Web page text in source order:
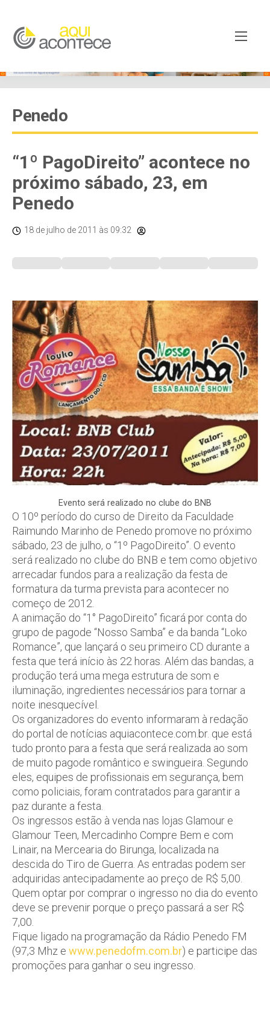
Penedo
“1º PagoDireito” acontece no
próximo sábado, 23, em
Penedo
18 de julho de 2011 às 09:32
Evento será realizado no clube do BNB
O 10º período do curso de Direito da Faculdade
Raimundo Marinho de Penedo promove no próximo
sábado, 23 de julho, o “1º PagoDireito”. O evento
será realizado no clube do BNB e tem como objetivo
arrecadar fundos para a realização da festa de
formatura da turma prevista para acontecer no
começo de 2012.
A animação do “1° PagoDireito” ficará por conta do
grupo de pagode “Nosso Samba” e da banda “Loko
Romance”, que lançará o seu primeiro CD durante a
festa que terá início às 22 horas. Além das bandas, a
produção terá uma mega estrutura de som e
iluminação, ingredientes necessários para tornar a
noite inesquecível.
Os organizadores do evento informaram à redação
do portal de notícias aquiacontece.com.br. que está
tudo pronto para a festa que será realizada ao som
de muito pagode romântico e swingueira. Segundo
eles, equipes de profissionais em segurança, bem
como policiais, foram contratados para garantir a
paz durante a festa.
Os ingressos estão à venda nas lojas Glamour e
Glamour Teen, Mercadinho Compre Bem e com
Linair, na Mercearia do Birunga, localizada na
descida do Tiro de Guerra. As entradas podem ser
adquiridas antecipadamente ao preço de R$ 5,00.
Quem optar por comprar o ingresso no dia do evento
deve se prevenir porque o preço passará a ser R$
7,00.
Fique ligado na programação da Rádio Penedo FM
(97,3 Mhz e www.penedofm.com.br) e participe das
promoções para ganhar o seu ingresso.